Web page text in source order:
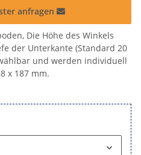
anfragen
Die Höhe des Winkels
der Unterkante (Standard 20
und werden individuell
x 187 mm.